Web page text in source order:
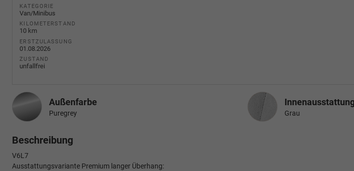
KATEGORIE
Van/Minibus
KILOMETERSTAND
10 km
ERSTZULASSUNG
01.08.2026
ZUSTAND
unfallfrei
Außenfarbe
Puregrey
Innenausstattung
Grau
Beschreibung
V6L7
Ausstattungsvariante Premium langer Überhang: